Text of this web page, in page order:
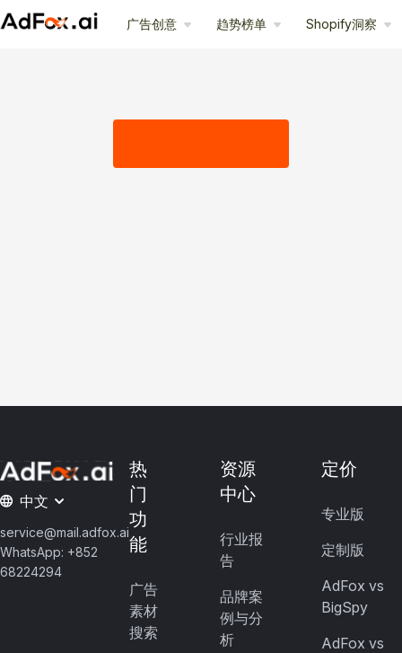
广告创意 趋势榜单 Shopify洞察
中文
service@mail.adfox.ai
WhatsApp: +852
68224294
热
门
功
能
广告
素材
搜索
资源
中心
行业报
告
品牌案
例与分
析
定价
专业版
定制版
AdFox vs
BigSpy
AdFox vs